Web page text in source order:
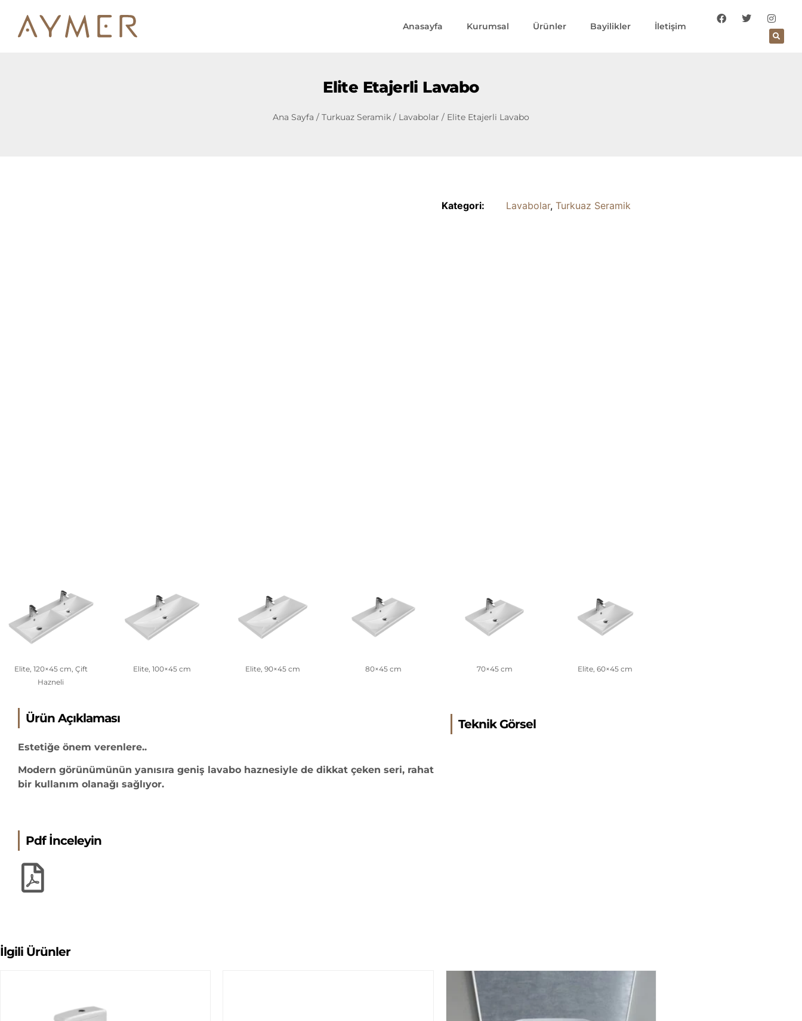
Anasayfa Kurumsal Ürünler Bayilikler İletişim
Elite Etajerli Lavabo
Ana Sayfa / Turkuaz Seramik / Lavabolar / Elite Etajerli Lavabo
Kategori: Lavabolar, Turkuaz Seramik
Elite, 120×45 cm, Çift
Hazneli
Elite, 100×45 cm Elite, 90×45 cm 80×45 cm 70×45 cm Elite, 60×45 cm
Ürün Açıklaması
Estetiğe önem verenlere..
Modern görünümünün yanısıra geniş lavabo haznesiyle de dikkat çeken seri, rahat
bir kullanım olanağı sağlıyor.
Pdf İnceleyin
Teknik Görsel
İlgili Ürünler